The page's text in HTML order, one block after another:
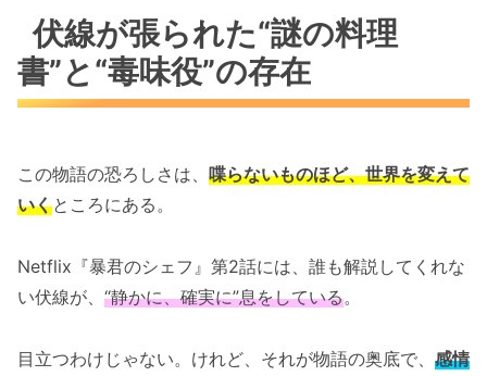
伏線が張られた“謎の料理
書”と“毒味役”の存在
この物語の恐ろしさは、 喋らないものほど、世界を変えて
いくところにある。
Netflix『暴君のシェフ』第2話には、誰も解説してくれな
い伏線が、 “静かに、確実に”息をしている。
目立つわけじゃない。けれど、それが物語の奥底で、 感情